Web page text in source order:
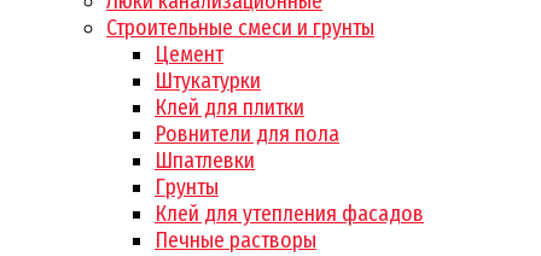
Строительные смеси и грунты
Цемент
Штукатурки
Клей для плитки
Ровнители для пола
Шпатлевки
Грунты
Клей для утепления фасадов
Печные растворы